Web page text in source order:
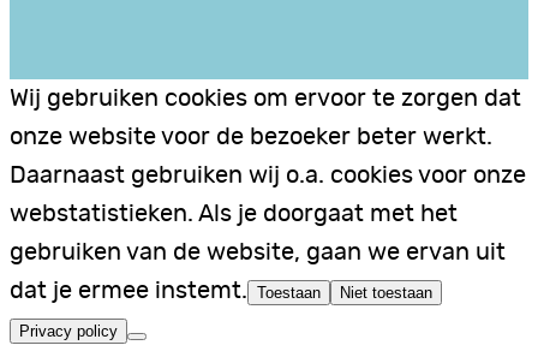
Wij gebruiken cookies om ervoor te zorgen dat
onze website voor de bezoeker beter werkt.
Daarnaast gebruiken wij o.a. cookies voor onze
webstatistieken. Als je doorgaat met het
gebruiken van de website, gaan we ervan uit
dat je ermee instemt. Toestaan Niet toestaan
Privacy policy